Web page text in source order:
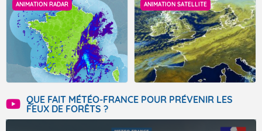
ANIMATION RADAR ANIMATION SATELLITE
QUE FAIT MÉTÉO-FRANCE POUR PRÉVENIR LES
FEUX DE FORÊTS ?